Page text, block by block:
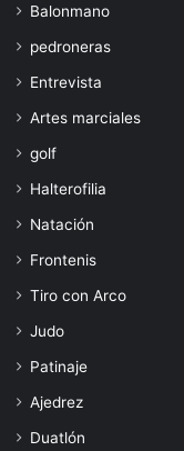
Balonmano
pedroneras
Entrevista
Artes marciales
golf
Halterofilia
Natación
Frontenis
Tiro con Arco
Judo
Patinaje
Ajedrez
Duatlón